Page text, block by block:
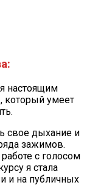
настоящим
который умеет
свое дыхание и
зажимов.
с голосом
я стала
и на публичных